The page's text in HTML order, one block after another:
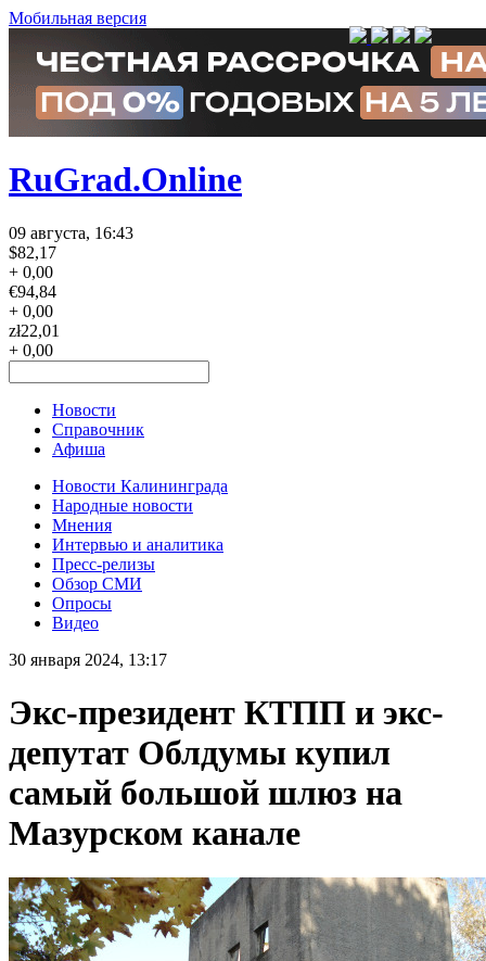
Мобильная версия
RuGrad.Online
09 августа, 16:43
$82,17
+ 0,00
€94,84
+ 0,00
zł22,01
+ 0,00
Новости
Справочник
Афиша
Новости Калининграда
Народные новости
Мнения
Интервью и аналитика
Пресс-релизы
Обзор СМИ
Опросы
Видео
30 января 2024, 13:17
Экс-президент КТПП и экс-
депутат Облдумы купил
самый большой шлюз на
Мазурском канале